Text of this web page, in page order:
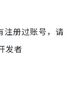
注册过账号，请
发者